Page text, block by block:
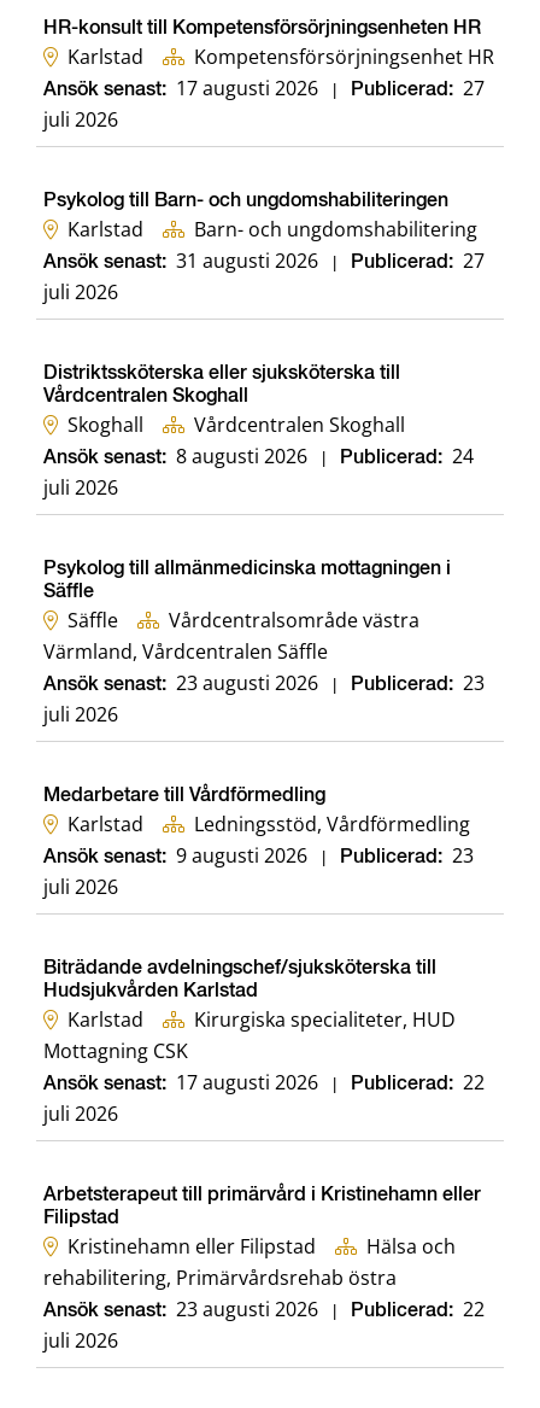
HR-konsult till Kompetensförsörjningsenheten HR
Karlstad Kompetensförsörjningsenhet HR
Ansök senast: 17 augusti 2026 Publicerad: 27
juli 2026
Psykolog till Barn- och ungdomshabiliteringen
Karlstad Barn- och ungdomshabilitering
Ansök senast: 31 augusti 2026 Publicerad: 27
juli 2026
Distriktssköterska eller sjuksköterska till
Vårdcentralen Skoghall
Skoghall Vårdcentralen Skoghall
Ansök senast: 8 augusti 2026 Publicerad: 24
juli 2026
Psykolog till allmänmedicinska mottagningen i
Säffle
Säffle
Vårdcentralsområde västra
Värmland, Vårdcentralen Säffle
Ansök senast: 23 augusti 2026 Publicerad: 23
juli 2026
Medarbetare till Vårdförmedling
Karlstad Ledningsstöd, Vårdförmedling
Ansök senast: 9 augusti 2026 Publicerad: 23
juli 2026
Biträdande avdelningschef/sjuksköterska till
Hudsjukvården Karlstad
Karlstad
Kirurgiska specialiteter, HUD
Mottagning CSK
Ansök senast: 17 augusti 2026 Publicerad: 22
juli 2026
Arbetsterapeut till primärvård i Kristinehamn eller
Filipstad
Kristinehamn eller Filipstad
Hälsa och
rehabilitering, Primärvårdsrehab östra
Ansök senast: 23 augusti 2026 Publicerad: 22
juli 2026